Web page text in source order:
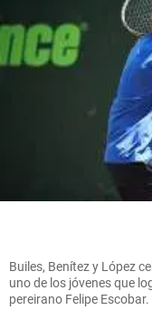
Builes, Benítez y López
uno de los jóvenes que
pereirano Felipe Escobar.